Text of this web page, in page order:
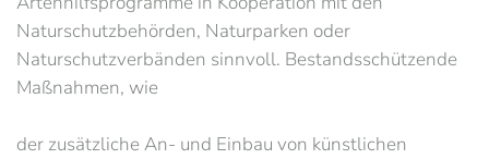
Naturschutzbehörden, Naturparken oder
Naturschutzverbänden sinnvoll. Bestandsschützende
Maßnahmen, wie
der zusätzliche An- und Einbau von künstlichen